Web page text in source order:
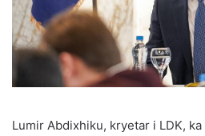
Lumir Abdixhiku, kryetar i LDK,